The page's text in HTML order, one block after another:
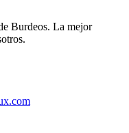
Burdeos. La mejor